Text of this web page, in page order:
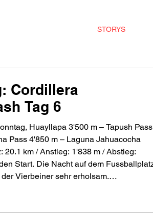
STORYS
Cordillera
Tag 6
Huayllapa 3'500 m – Tapush Pass
Pass 4'850 m – Laguna Jahuacocha
Vierbeiner sehr erholsam.
den wir auf der längsten Etappe